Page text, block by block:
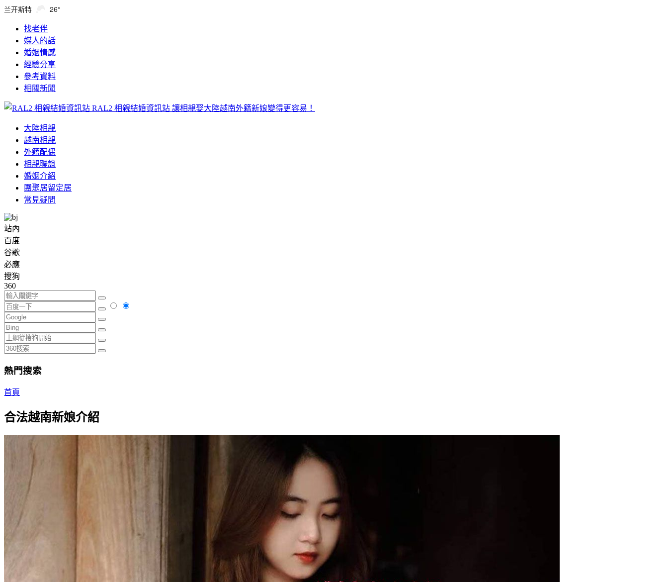
兰开斯特 26°
找老伴
媒人的話
婚姻情感
經驗分享
參考資料
相關新聞
RAL2 相親結婚資訊站 讓相親娶大陸越南外籍新娘變得更容易！
大陸相親
越南相親
外籍配偶
相親聯誼
婚姻介紹
團聚居留定居
常見疑問
站內
百度
谷歌
必應
搜狗
360
熱門搜索
首頁
合法越南新娘介紹